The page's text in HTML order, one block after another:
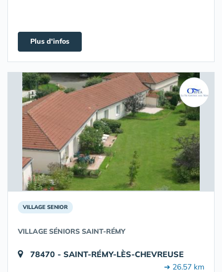
Plus d'infos
VILLAGE SENIOR
VILLAGE SÉNIORS SAINT-RÉMY
78470 - SAINT-RÉMY-LÈS-CHEVREUSE
➔ 26.57 km